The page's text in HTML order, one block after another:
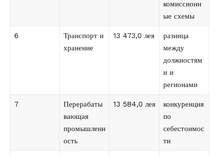
комиссионн
ые схемы
6
Транспорт и
хранение
13 473,0 лея
разница
между
должностям
и и
регионами
7
Перерабаты
вающая
промышленн
ость
13 584,0 лея
конкуренция
по
себестоимос
ти